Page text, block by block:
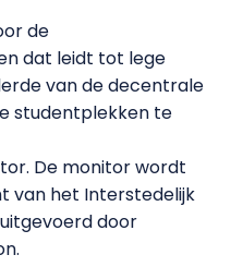
de
dat leidt tot lege
van de decentrale
studentplekken te
De monitor wordt
van het Interstedelijk
door